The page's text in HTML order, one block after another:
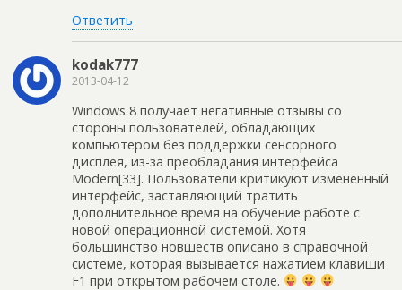
Ответить
kodak777
2013-04-12
Windows 8 получает негативные отзывы со
стороны пользователей, обладающих
компьютером без поддержки сенсорного
дисплея, из-за преобладания интерфейса
Modern[33]. Пользователи критикуют изменённый
интерфейс, заставляющий тратить
дополнительное время на обучение работе с
новой операционной системой. Хотя
большинство новшеств описано в справочной
системе, которая вызывается нажатием клавиши
F1 при открытом рабочем столе.